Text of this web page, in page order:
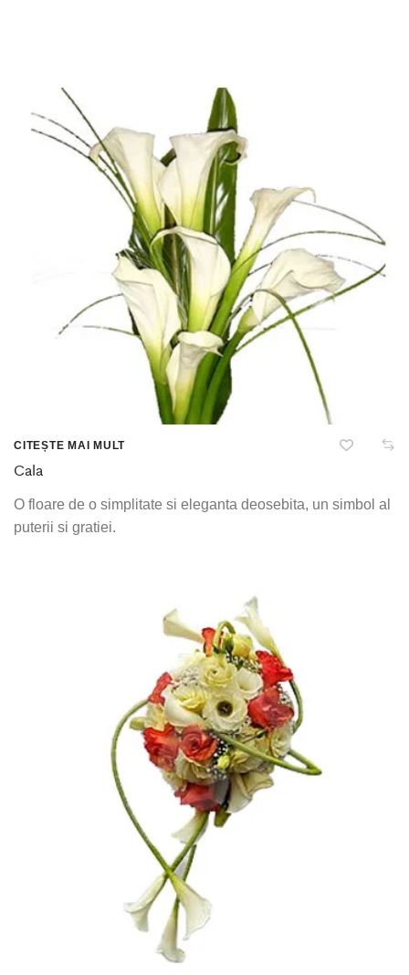
CITEȘTE MAI MULT
Cala
O floare de o simplitate si eleganta deosebita, un simbol al
puterii si gratiei.